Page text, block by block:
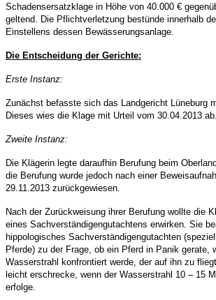
Schadensersatzklage in Höhe von 40.000 €
geltend. Die Pflichtverletzung bestünde innerhalb
Einstellens dessen Bewässerungsanlage.
Die Entscheidung der Gerichte:
Erste Instanz:
Zunächst befasste sich das Landgericht Lüneburg
Dieses wies die Klage mit Urteil vom 30.04.2013 ab.
Zweite Instanz:
Die Klägerin legte daraufhin Berufung beim
die Berufung wurde jedoch nach einer
29.11.2013 zurückgewiesen.
Nach der Zurückweisung ihrer Berufung wollte die
eines Sachverständigengutachtens erwirken. Sie
hippologisches Sachverständigengutachten
Pferde) zu der Frage, ob ein Pferd in Panik gerate,
Wasserstrahl konfrontiert werde, der auf ihn zu
leicht erschrecke, wenn der Wasserstrahl 10 – 15
erfolge.